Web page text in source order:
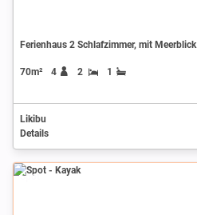
Ferienhaus 2 Schlafzimmer, mit Meerblick
70m² 4 2 1
Likibu
Details
Spot